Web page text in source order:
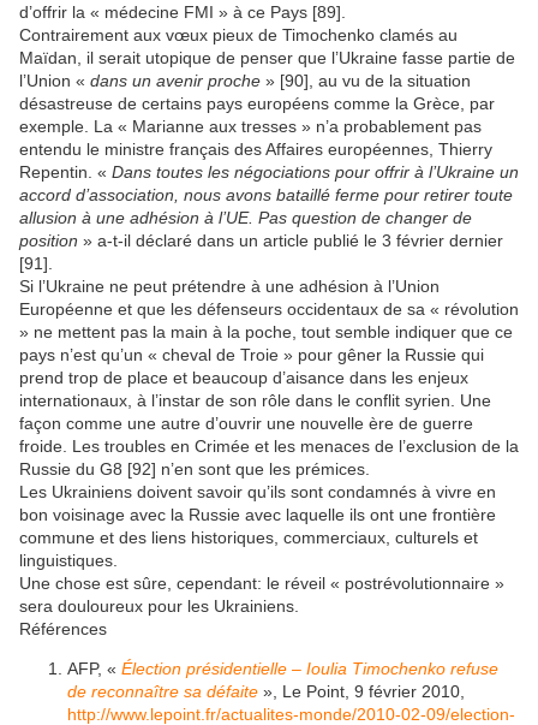
d’offrir la « médecine FMI » à ce Pays [89].
Contrairement aux vœux pieux de Timochenko clamés au
Maïdan, il serait utopique de penser que l’Ukraine fasse partie de
l’Union « dans un avenir proche » [90], au vu de la situation
désastreuse de certains pays européens comme la Grèce, par
exemple. La « Marianne aux tresses » n’a probablement pas
entendu le ministre français des Affaires européennes, Thierry
Repentin. « Dans toutes les négociations pour offrir à l’Ukraine un
accord d’association, nous avons bataillé ferme pour retirer toute
allusion à une adhésion à l’UE. Pas question de changer de
position » a-t-il déclaré dans un article publié le 3 février dernier
[91].
Si l’Ukraine ne peut prétendre à une adhésion à l’Union
Européenne et que les défenseurs occidentaux de sa « révolution
» ne mettent pas la main à la poche, tout semble indiquer que ce
pays n’est qu’un « cheval de Troie » pour gêner la Russie qui
prend trop de place et beaucoup d’aisance dans les enjeux
internationaux, à l’instar de son rôle dans le conflit syrien. Une
façon comme une autre d’ouvrir une nouvelle ère de guerre
froide. Les troubles en Crimée et les menaces de l’exclusion de la
Russie du G8 [92] n’en sont que les prémices.
Les Ukrainiens doivent savoir qu’ils sont condamnés à vivre en
bon voisinage avec la Russie avec laquelle ils ont une frontière
commune et des liens historiques, commerciaux, culturels et
linguistiques.
Une chose est sûre, cependant: le réveil « postrévolutionnaire »
sera douloureux pour les Ukrainiens.
Références
AFP, « Élection présidentielle – Ioulia Timochenko refuse
de reconnaître sa défaite », Le Point, 9 février 2010,
http://www.lepoint.fr/actualites-monde/2010-02-09/election-